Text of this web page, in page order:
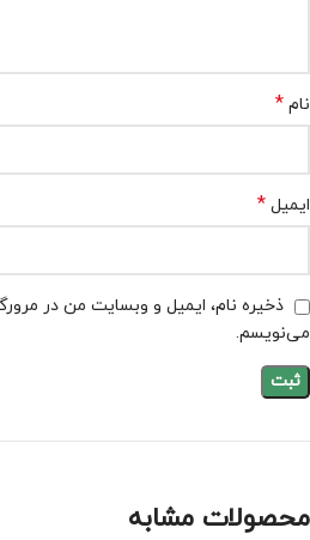
نام *
ایمیل *
ذخیره نام، ایمیل و وبسایت من در
می‌نویسم.
محصولات مشابه